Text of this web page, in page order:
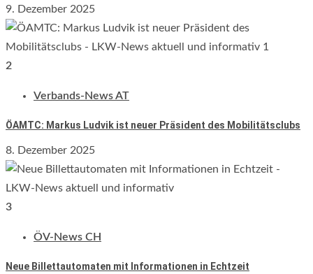
9. Dezember 2025
2
Verbands-News AT
ÖAMTC: Markus Ludvik ist neuer Präsident des Mobilitätsclubs
8. Dezember 2025
3
ÖV-News CH
Neue Billettautomaten mit Informationen in Echtzeit